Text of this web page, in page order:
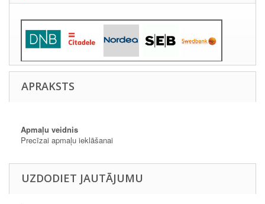
APRAKSTS
Apmaļu veidnis
Precīzai apmaļu ieklāšanai
UZDODIET JAUTĀJUMU